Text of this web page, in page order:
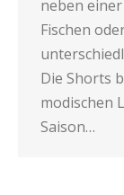
neben
Fischen
Die Shorts
modischen
Saison…